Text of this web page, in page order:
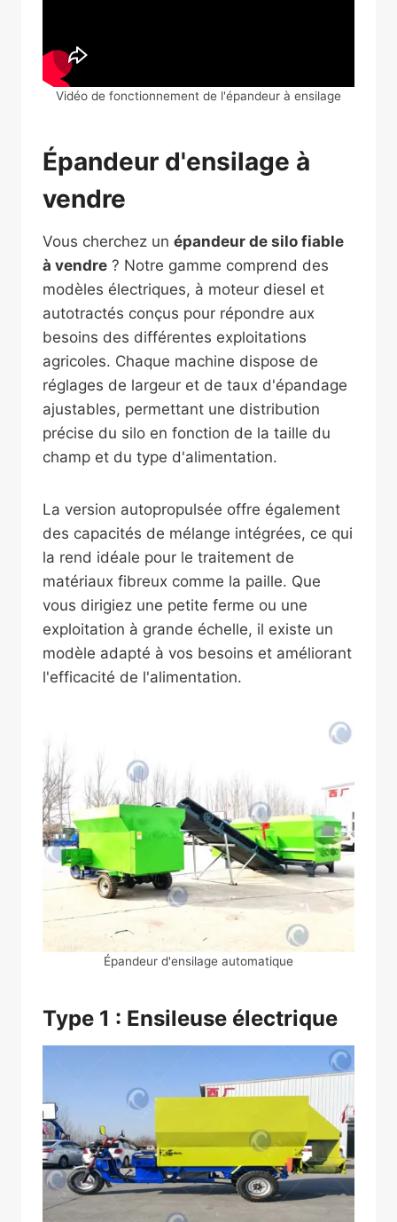
Vidéo de fonctionnement de l'épandeur à ensilage
Épandeur d'ensilage à
vendre
Vous cherchez un épandeur de silo fiable
à vendre ? Notre gamme comprend des
modèles électriques, à moteur diesel et
autotractés conçus pour répondre aux
besoins des différentes exploitations
agricoles. Chaque machine dispose de
réglages de largeur et de taux d'épandage
ajustables, permettant une distribution
précise du silo en fonction de la taille du
champ et du type d'alimentation.
La version autopropulsée offre également
des capacités de mélange intégrées, ce qui
la rend idéale pour le traitement de
matériaux fibreux comme la paille. Que
vous dirigiez une petite ferme ou une
exploitation à grande échelle, il existe un
modèle adapté à vos besoins et améliorant
l'efficacité de l'alimentation.
Épandeur d'ensilage automatique
Type 1 : Ensileuse électrique